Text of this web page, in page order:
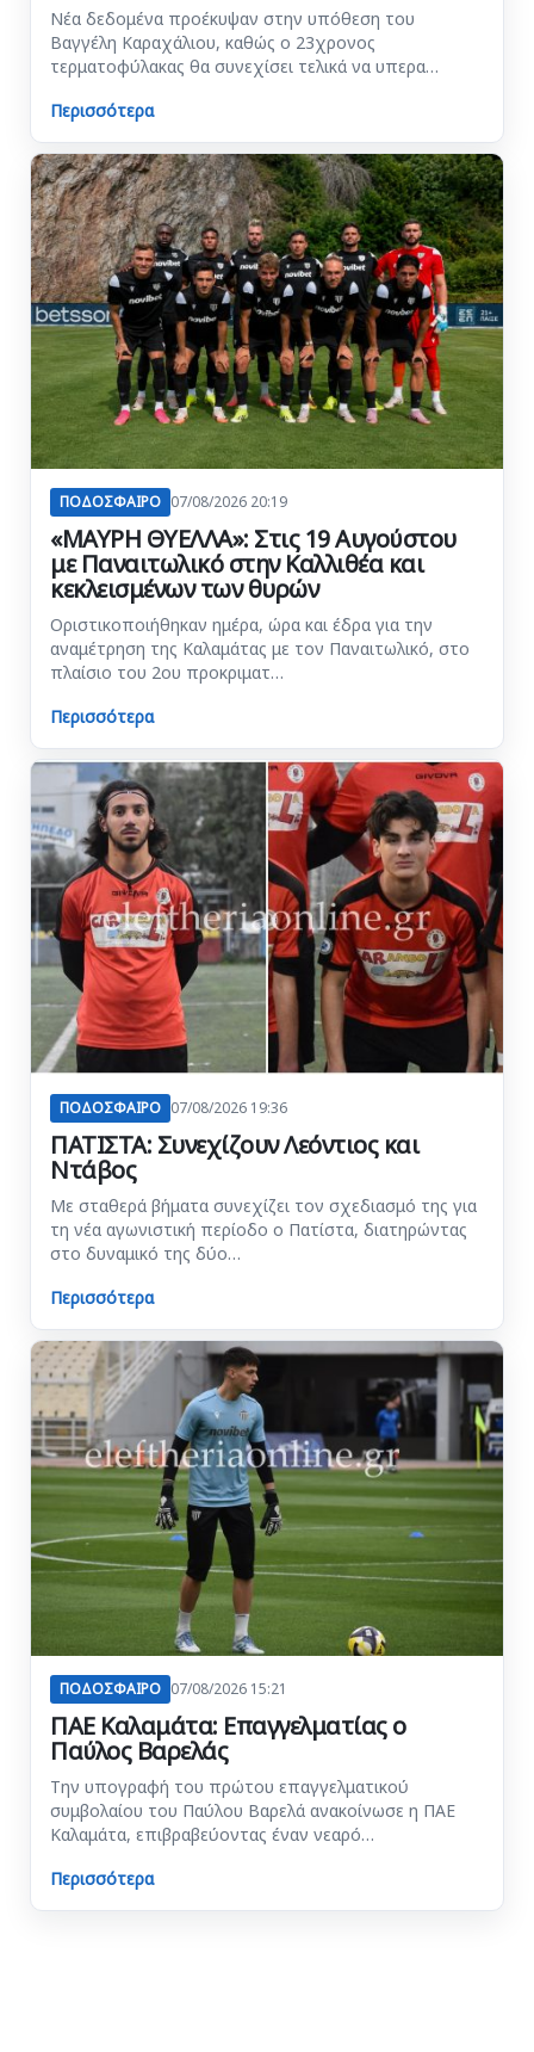
Νέα δεδομένα προέκυψαν στην υπόθεση του
Βαγγέλη Καραχάλιου, καθώς ο 23χρονος
τερματοφύλακας θα συνεχίσει τελικά να υπερα…
Περισσότερα
ΠΟΔΟΣΦΑΙΡΟ 07/08/2026 20:19
«ΜΑΥΡΗ ΘΥΕΛΛΑ»: Στις 19 Αυγούστου
με Παναιτωλικό στην Καλλιθέα και
κεκλεισμένων των θυρών
Οριστικοποιήθηκαν ημέρα, ώρα και έδρα για την
αναμέτρηση της Καλαμάτας με τον Παναιτωλικό, στο
πλαίσιο του 2ου προκριματ…
Περισσότερα
ΠΟΔΟΣΦΑΙΡΟ 07/08/2026 19:36
ΠΑΤΙΣΤΑ: Συνεχίζουν Λεόντιος και
Ντάβος
Με σταθερά βήματα συνεχίζει τον σχεδιασμό της για
τη νέα αγωνιστική περίοδο ο Πατίστα, διατηρώντας
στο δυναμικό της δύο…
Περισσότερα
ΠΟΔΟΣΦΑΙΡΟ 07/08/2026 15:21
ΠΑΕ Καλαμάτα: Επαγγελματίας ο
Παύλος Βαρελάς
Την υπογραφή του πρώτου επαγγελματικού
συμβολαίου του Παύλου Βαρελά ανακοίνωσε η ΠΑΕ
Καλαμάτα, επιβραβεύοντας έναν νεαρό…
Περισσότερα